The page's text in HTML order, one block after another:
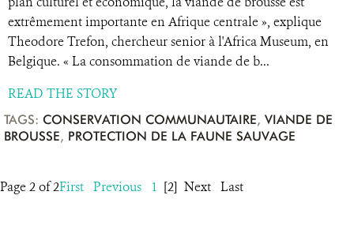
extrêmement importante en Afrique centrale », explique
Theodore Trefon, chercheur senior à l'Africa Museum, en
Belgique. « La consommation de viande de b...
READ THE STORY
TAGS: CONSERVATION COMMUNAUTAIRE, VIANDE DE
BROUSSE, PROTECTION DE LA FAUNE SAUVAGE
Page 2 of 2First Previous 1 [2] Next Last